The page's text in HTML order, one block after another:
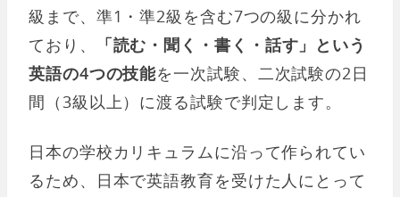
級まで、準1・準2級を含む7つの級に分かれ
ており、
「読む・聞く・書く・話す」という
英語の4つの技能を一次試験、二次試験の2日
間（3級以上）に渡る試験で判定します。
日本の学校カリキュラムに沿って作られてい
るため、日本で英語教育を受けた人にとって